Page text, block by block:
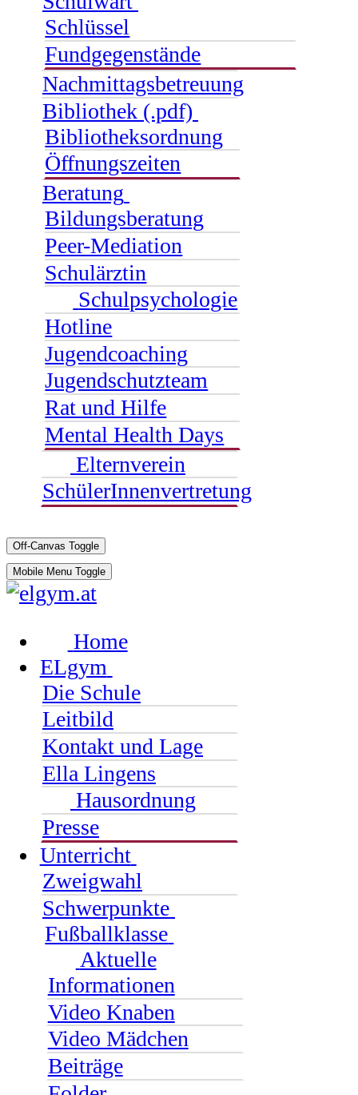
Schlüssel
Fundgegenstände
Nachmittagsbetreuung
Bibliothek (.pdf)
Bibliotheksordnung
Öffnungszeiten
Beratung
Bildungsberatung
Peer-Mediation
Schulärztin
Schulpsychologie
Hotline
Jugendcoaching
Jugendschutzteam
Rat und Hilfe
Mental Health Days
Elternverein
SchülerInnenvertretung
Off-Canvas Toggle
Mobile Menu Toggle
Home
ELgym
Die Schule
Leitbild
Kontakt und Lage
Ella Lingens
Hausordnung
Presse
Unterricht
Zweigwahl
Schwerpunkte
Fußballklasse
Aktuelle
Informationen
Video Knaben
Video Mädchen
Beiträge